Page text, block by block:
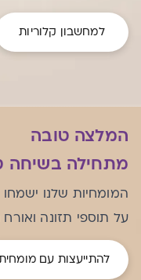
למחשבון קלוריות
המלצה טובה
מתחילה בשיחה
המומחיות שלנו ישמחו
על תוספי תזונה ואורח
להתייעצות עם